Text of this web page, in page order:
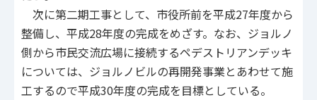
次に第二期工事として、市役所前を平成27年度から
整備し、平成28年度の完成をめざす。なお、ジョルノ
側から市民交流広場に接続するペデストリアンデッキ
については、ジョルノビルの再開発事業とあわせて施
工するので平成30年度の完成を目標としている。